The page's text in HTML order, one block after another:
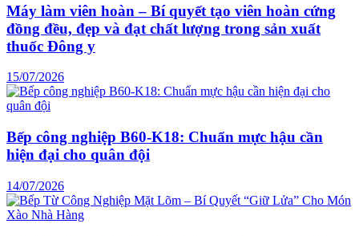
Máy làm viên hoàn – Bí quyết tạo viên hoàn cứng
đồng đều, đẹp và đạt chất lượng trong sản xuất
thuốc Đông y
15/07/2026
Bếp công nghiệp B60-K18: Chuẩn mực hậu cần
hiện đại cho quân đội
14/07/2026